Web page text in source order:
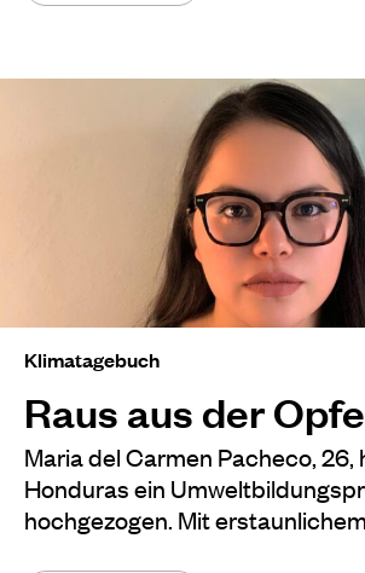
Klimatagebuch
Raus aus der
Maria del Carmen Pacheco, 26,
Honduras ein
hochgezogen. Mit